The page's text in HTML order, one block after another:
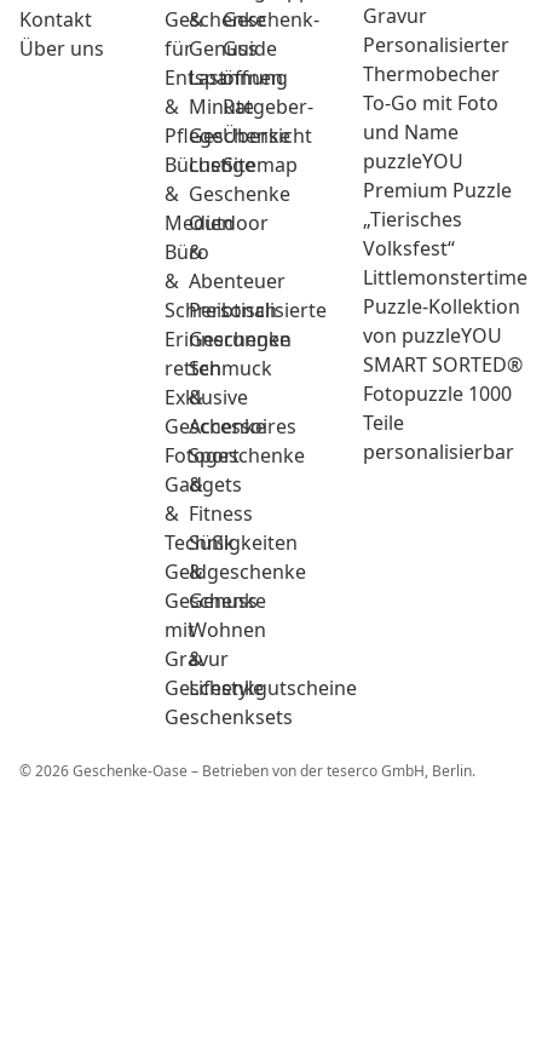
Kontakt
Über uns
Geschenke
für
Entspannung
&
Pflege
Bücher
&
Medien
Büro
&
Schreibtisch
Erinnerungen
retten
Exklusive
Geschenke
Fotogeschenke
Gadgets
&
Technik
Geldgeschenke
Geschenke
mit
Gravur
Geschenkgutscheine
Geschenksets
&
Genuss
Last
Minute
Geschenke
Lustige
Geschenke
Outdoor
&
Abenteuer
Personalisierte
Geschenke
Schmuck
&
Accessoires
Sport
&
Fitness
Süßigkeiten
&
Genuss
Wohnen
&
Lifestyle
Geschenk-
Guide
öffnen
Ratgeber-
Übersicht
Sitemap
Gravur
Personalisierter
Thermobecher
To-Go mit Foto
und Name
puzzleYOU
Premium Puzzle
„Tierisches
Volksfest“
Littlemonstertime
Puzzle-Kollektion
von puzzleYOU
SMART SORTED®
Fotopuzzle 1000
Teile
personalisierbar
© 2026 Geschenke-Oase – Betrieben von der teserco GmbH, Berlin.